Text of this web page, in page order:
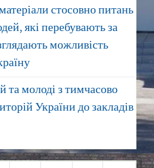
стосовно питань
які перебувають за
можливість
та молоді з тимчасово
України до закладів